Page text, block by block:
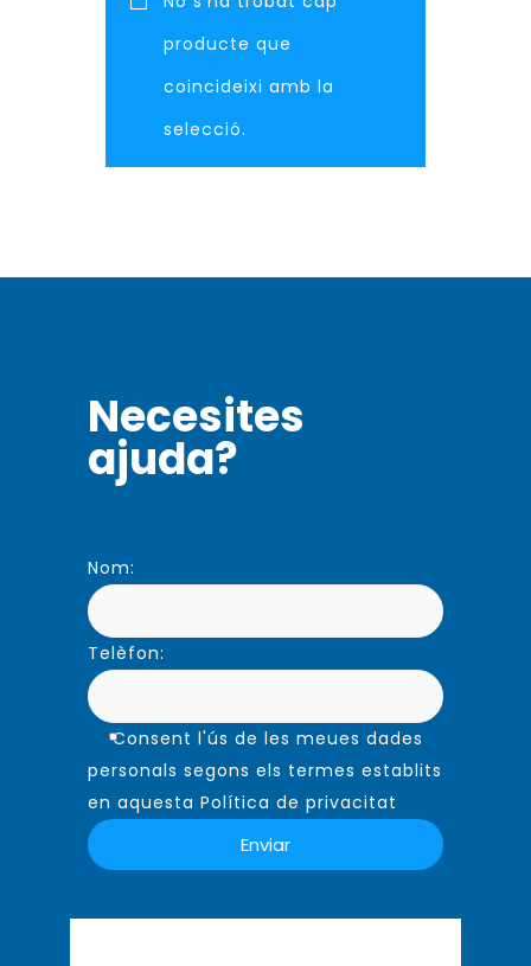
producte que
coincideixi amb la
selecció.
Necesites
ajuda?
Nom:
Telèfon:
Consent l'ús de les meues dades
personals segons els termes establits
en aquesta Política de privacitat